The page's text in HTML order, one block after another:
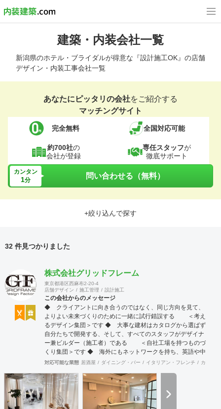
建築・内装会社一覧
新潟県のホテル・ブライダルが得意な『設計施工OK』の店舗
デザイン・内装工事会社一覧
あなたにピッタリの会社をご紹介する
マッチングサイト
完全無料 全国対応可能
約700社の
会社が登録
専任スタッフが
徹底サポート
カンタン
1分 問い合わせる（無料）
+絞り込んで探す
32 件見つかりました
株式会社グリッドフレーム
東京都港区西麻布2-20-4
店舗デザイン
施工管理 設計施工
この会社からのメッセージ
◆ クライアントに向き合うのではなく、同じ方向を見て、
よりよい未来づくりのために一緒に試行錯誤する ＜考え
るデザイン集団＞です ◆ 大事な建材はカタログから選ばず
自分たちで開発する、そして、すべてのスタッフがデザイナ
ー兼ビルダー（施工者）である ＜自社工場を持つものづ
くり集団＞です ◆ 海外にもネットワークを持ち、英語や中
国語に堪能なスタッフたちが、海外から国内への出店をスム
工案件、設計＋造作物の案件、施工案件、造作物制作など、
多様な請負形態が可能です。工場では金属を中心にさまざま
な素材を用いた制作が可能で、例えば通常デザイン性とは無
縁な特定防火設備（鉄扉）などにも高いデザイン性を施すこ
対応可能な業態 居酒屋 ダイニング・バー イタリアン・フレンチ カフェ